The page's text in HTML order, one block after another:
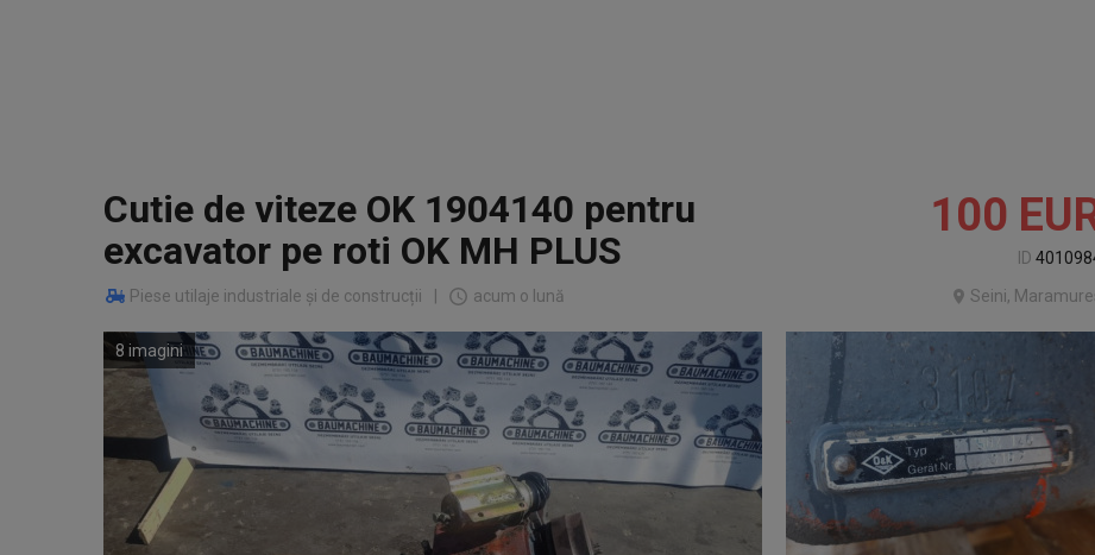
Cutie de viteze OK 1904140 pentru
excavator pe roti OK MH PLUS
100
ID
Piese utilaje industriale și de construcții
acum o lună Seini,
8 imagini